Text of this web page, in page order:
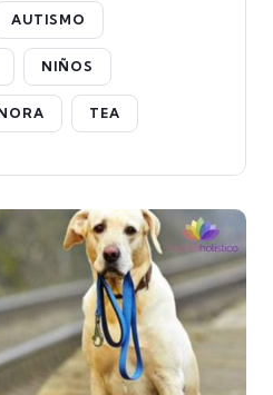
AUTISMO
NIÑOS
TEA